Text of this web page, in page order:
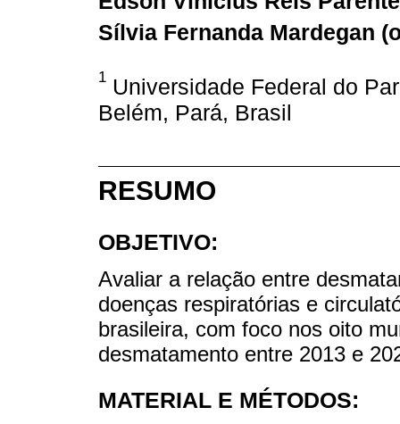
Sílvia Fernanda Mardegan (
1 Universidade Federal do
Belém, Pará, Brasil
RESUMO
OBJETIVO:
Avaliar a relação entre
doenças respiratórias e
brasileira, com foco nos oito
desmatamento entre 2013 e
MATERIAL E MÉTODOS: